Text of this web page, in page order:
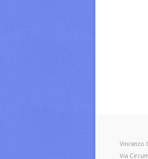
Vincenzo
Via